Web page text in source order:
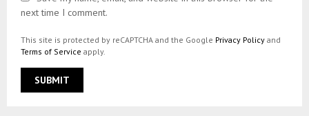
next time I comment.
This site is protected by reCAPTCHA and the Google Privacy Policy and
Terms of Service apply.